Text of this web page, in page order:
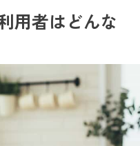
用者はどんな